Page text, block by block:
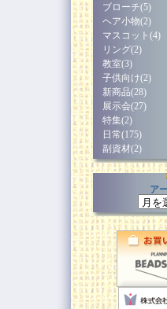
ブローチ(5)
ヘア小物(2)
マスコット(4)
リング(2)
教室(3)
子供向け(2)
新商品(28)
展示会(27)
特集(2)
日常(175)
副資材(2)
ア